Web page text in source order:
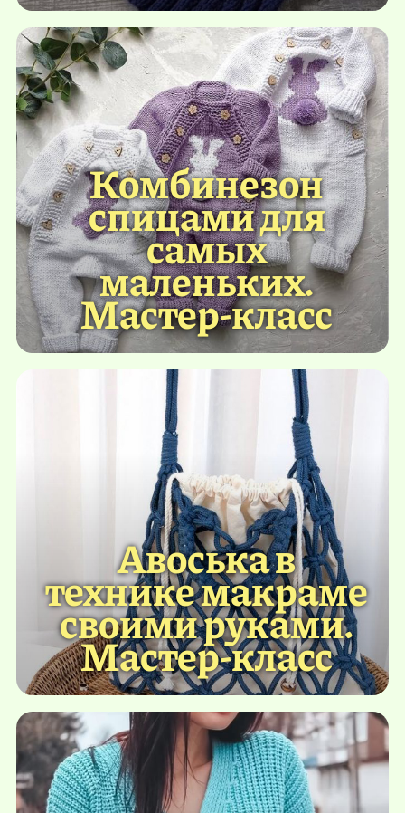
Комбинезон
спицами для
самых
маленьких.
Мастер-класс
Авоська в
технике макраме
своими руками.
Мастер-класс